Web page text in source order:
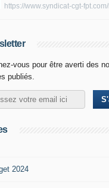
https://www.syndicat-cgt-
vous pour être averti des
publiés.
2024